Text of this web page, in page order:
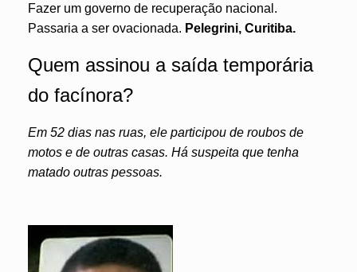
Fazer um governo de recuperação nacional.
Passaria a ser ovacionada. Pelegrini, Curitiba.
Quem assinou a saída temporária
do facínora?
Em 52 dias nas ruas, ele participou de roubos de
motos e de outras casas. Há suspeita que tenha
matado outras pessoas.